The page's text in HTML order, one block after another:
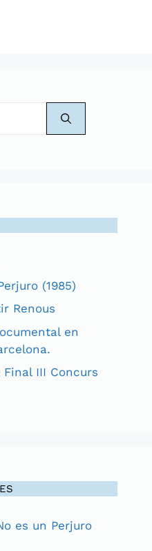
(1985)
Renous
en
III Concurs
es un Perjuro